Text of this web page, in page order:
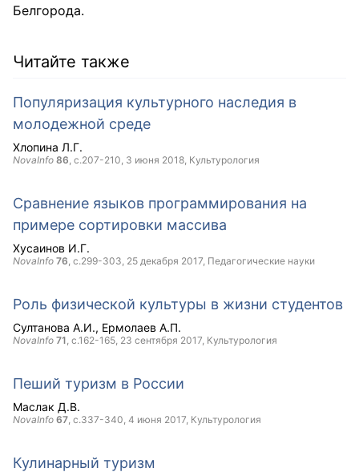
Белгорода.
Читайте также
Популяризация культурного наследия в
молодежной среде
Хлопина Л.Г.
NovaInfo 86, с.207-210, 3 июня 2018, Культурология
Сравнение языков программирования на
примере сортировки массива
Хусаинов И.Г.
NovaInfo 76, с.299-303, 25 декабря 2017, Педагогические науки
Роль физической культуры в жизни студентов
Султанова А.И. Ермолаев А.П.
NovaInfo 71, с.162-165, 23 сентября 2017, Культурология
Пеший туризм в России
Маслак Д.В.
NovaInfo 67, с.337-340, 4 июня 2017, Культурология
Кулинарный туризм